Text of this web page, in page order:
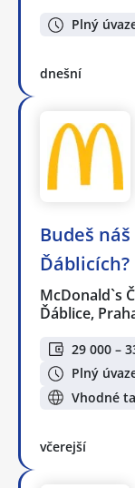
Plný
dnešní
Budeš
Ďáblicích?
McDonald`s
Ďáblice,
29 000 –
Plný
Vhodné
včerejší